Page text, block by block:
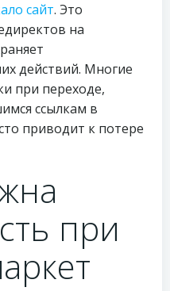
сайт. Это
на
действий. Многие
при переходе,
ссылкам в
приводит к потере
при